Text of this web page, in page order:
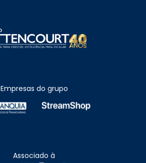
Empresas do grupo
Associado à